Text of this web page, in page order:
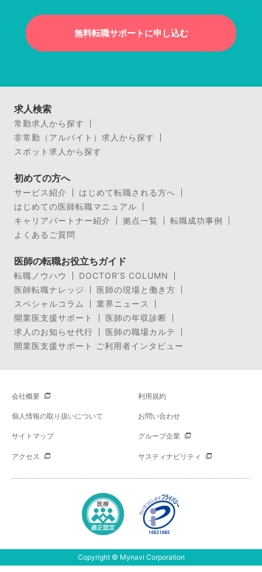
無料転職サポートに申し込む
求人検索
常勤求人から探す
非常勤（アルバイト）求人から探す
スポット求人から探す
初めての方へ
サービス紹介
はじめて転職される方へ
はじめての医師転職マニュアル
キャリアパートナー紹介
拠点一覧
転職成功事例
よくあるご質問
医師の転職お役立ちガイド
転職ノウハウ
DOCTOR’S COLUMN
医師転職ナレッジ
医師の現場と働き方
スペシャルコラム
業界ニュース
開業医支援サポート
医師の年収診断
求人のお知らせ代行
医師の職場カルテ
開業医支援サポート ご利用者インタビュー
会社概要 利用規約
個人情報の取り扱いについて お問い合わせ
サイトマップ グループ企業
アクセス サスティナビリティ
Copyright © Mynavi Corporation